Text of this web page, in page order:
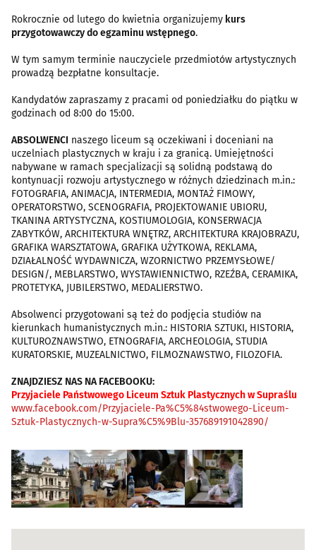
Rokrocznie od lutego do kwietnia organizujemy kurs
przygotowawczy do egzaminu wstępnego.
W tym samym terminie nauczyciele przedmiotów artystycznych
prowadzą bezpłatne konsultacje.
Kandydatów zapraszamy z pracami od poniedziałku do piątku w
godzinach od 8:00 do 15:00.
ABSOLWENCI naszego liceum są oczekiwani i doceniani na
uczelniach plastycznych w kraju i za granicą. Umiejętności
nabywane w ramach specjalizacji są solidną podstawą do
kontynuacji rozwoju artystycznego w różnych dziedzinach m.in.:
FOTOGRAFIA, ANIMACJA, INTERMEDIA, MONTAŻ FIMOWY,
OPERATORSTWO, SCENOGRAFIA, PROJEKTOWANIE UBIORU,
TKANINA ARTYSTYCZNA, KOSTIUMOLOGIA, KONSERWACJA
ZABYTKÓW, ARCHITEKTURA WNĘTRZ, ARCHITEKTURA KRAJOBRAZU,
GRAFIKA WARSZTATOWA, GRAFIKA UŻYTKOWA, REKLAMA,
DZIAŁALNOŚĆ WYDAWNICZA, WZORNICTWO PRZEMYSŁOWE/
DESIGN/, MEBLARSTWO, WYSTAWIENNICTWO, RZEŹBA, CERAMIKA,
PROTETYKA, JUBILERSTWO, MEDALIERSTWO.
Absolwenci przygotowani są też do podjęcia studiów na
kierunkach humanistycznych m.in.: HISTORIA SZTUKI, HISTORIA,
KULTUROZNAWSTWO, ETNOGRAFIA, ARCHEOLOGIA, STUDIA
KURATORSKIE, MUZEALNICTWO, FILMOZNAWSTWO, FILOZOFIA.
ZNAJDZIESZ NAS NA FACEBOOKU:
Przyjaciele Państwowego Liceum Sztuk Plastycznych w Supraślu
www.facebook.com/Przyjaciele-Pa%C5%84stwowego-Liceum-
Sztuk-Plastycznych-w-Supra%C5%9Blu-357689191042890/